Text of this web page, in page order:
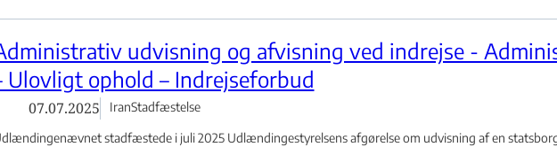
udvisning og afvisning ved indrejse -
Ulovligt ophold – Indrejseforbud
07.07.2025 IranStadfæstelse
stadfæstede i juli 2025 Udlændingestyrelsens afgørelse om udvisning af en